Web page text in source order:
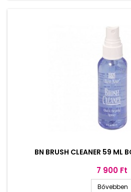
BN BRUSH CLEANER 59 ML
Ár
7 900 Ft
Bővebben